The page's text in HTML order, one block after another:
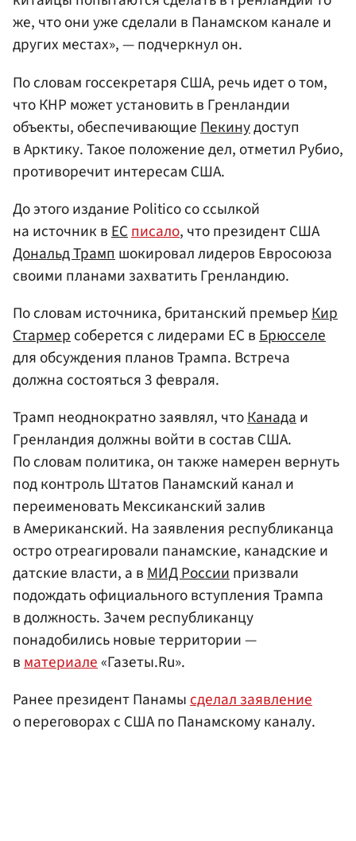
же, что они уже сделали в Панамском канале и
других местах», — подчеркнул он.
По словам госсекретаря США, речь идет о том,
что КНР может установить в Гренландии
объекты, обеспечивающие Пекинудоступ
в Арктику. Такое положение дел, отметил Рубио,
противоречит интересам США.
До этого издание Politico со ссылкой
на источник вЕСписало, что президент США
Дональд Трампшокировал лидеров Евросоюза
своими планами захватить Гренландию.
По словам источника, британский премьерКир
Стармерсоберется с лидерами ЕС вБрюсселе
для обсуждения планов Трампа. Встреча
должна состояться 3 февраля.
Трамп неоднократно заявлял, чтоКанадаи
Гренландия должны войти в состав США.
По словам политика, он также намерен вернуть
под контроль Штатов Панамский канал и
переименовать Мексиканский залив
в Американский. На заявления республиканца
остро отреагировали панамские, канадские и
датские власти, а вМИД Россиипризвали
подождать официального вступления Трампа
в должность. Зачем республиканцу
понадобились новые территории —
вматериале«Газеты.Ru».
Ранее президент Панамысделал заявление
о переговорах с США по Панамскому каналу.